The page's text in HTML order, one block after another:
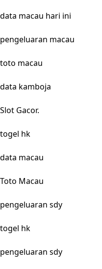
data macau hari ini
pengeluaran macau
toto macau
data kamboja
Slot Gacor.
togel hk
data macau
Toto Macau
pengeluaran sdy
togel hk
pengeluaran sdy